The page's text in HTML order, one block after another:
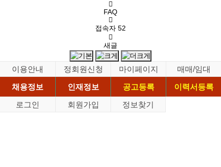
FAQ
접속자 52
새글
이용안내 정회원신청 마이페이지
매매/임대
채용정보
인재정보 공고등록
이력서등록
로그인
회원가입 정보찾기